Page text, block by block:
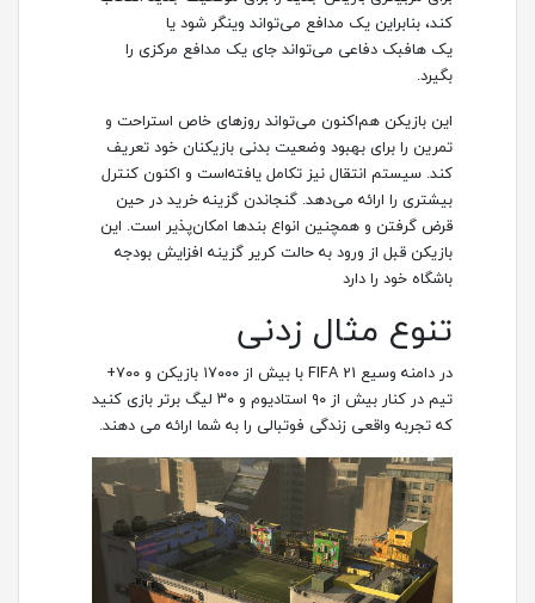
کند، بنابراین یک مدافع می‌تواند وینگر شود یا
یک هافبک دفاعی می‌تواند جای یک مدافع مرکزی را
بگیرد.
این بازیکن هم‌اکنون می‌تواند روزهای خاص استراحت و
تمرین را برای بهبود وضعیت بدنی بازیکنان خود تعریف
کند. سیستم انتقال نیز تکامل یافته‌است و اکنون کنترل
بیشتری را ارائه می‌دهد. گنجاندن گزینه خرید در حین
قرض گرفتن و همچنین انواع بندها امکان‌پذیر است. این
بازیکن قبل از ورود به حالت کریر گزینه افزایش بودجه
باشگاه خود را دارد
تنوع مثال زدنی
در دامنه وسیع FIFA 21 با بیش از ۱۷۰۰۰ بازیکن و ۷۰۰+
تیم در کنار بیش از ۹۰ استادیوم و ۳۰ لیگ برتر بازی کنید
که تجربه واقعی زندگی فوتبالی را به شما ارائه می دهند.